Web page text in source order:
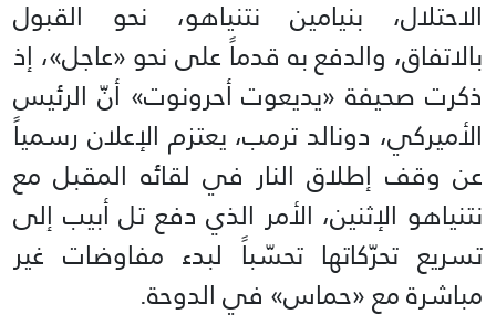
الاحتلال، بنيامين نتنياهو، نحو القبول
بالاتفاق، والدفع به قدماً على نحو «عاجل»، إذ
ذكرت صحيفة «يديعوت أحرونوت» أنّ الرئيس
الأميركي، دونالد ترمب، يعتزم الإعلان رسمياً
عن وقف إطلاق النار في لقائه المقبل مع
نتنياهو الإثنين، الأمر الذي دفع تل أبيب إلى
تسريع تحرّكاتها تحسّباً لبدء مفاوضات غير
مباشرة مع «حماس» في الدوحة.